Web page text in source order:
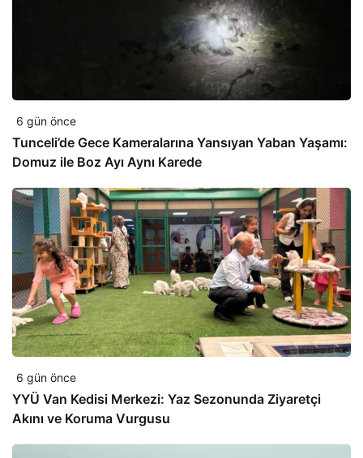
6 gün önce
Tunceli’de Gece Kameralarına Yansıyan Yaban Yaşamı:
Domuz ile Boz Ayı Aynı Karede
6 gün önce
YYÜ Van Kedisi Merkezi: Yaz Sezonunda Ziyaretçi
Akını ve Koruma Vurgusu